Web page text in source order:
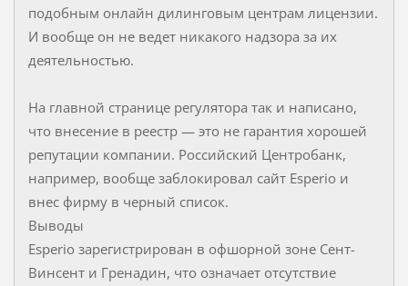
подобным онлайн дилинговым центрам лицензии.
И вообще он не ведет никакого надзора за их
деятельностью.
На главной странице регулятора так и написано,
что внесение в реестр — это не гарантия хорошей
репутации компании. Российский Центробанк,
например, вообще заблокировал сайт Esperio и
внес фирму в черный список.
Выводы
Esperio зарегистрирован в офшорной зоне Сент-
Винсент и Гренадин, что означает отсутствие